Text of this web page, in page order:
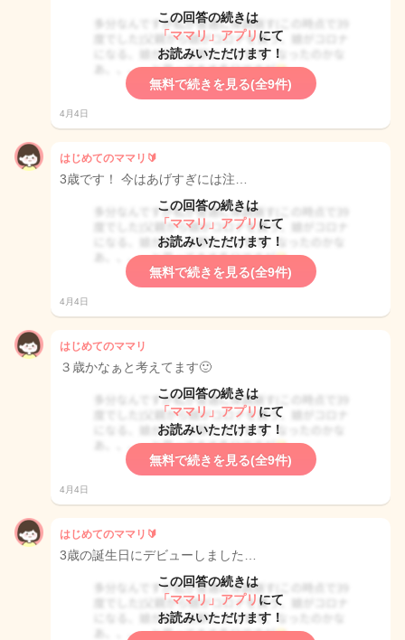
この回答の続きは
「ママリ」アプリ にて
お読みいただけます！
無料で続きを見る(全9件)
4月4日
はじめてのママリ🔰
3歳です！ 今はあげすぎには注…
この回答の続きは
「ママリ」アプリ にて
お読みいただけます！
無料で続きを見る(全9件)
4月4日
はじめてのママリ
３歳かなぁと考えてます🙂
この回答の続きは
「ママリ」アプリ にて
お読みいただけます！
無料で続きを見る(全9件)
4月4日
はじめてのママリ🔰
3歳の誕生日にデビューしました…
この回答の続きは
「ママリ」アプリ にて
お読みいただけます！